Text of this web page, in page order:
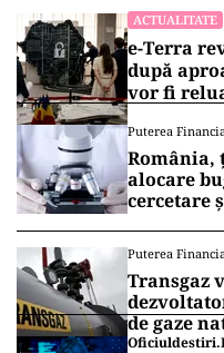
ACTUALITATE
e-Terra
după
vor fi
Puterea
România,
alocare
cercetare
Puterea
Transgaz
de gaze